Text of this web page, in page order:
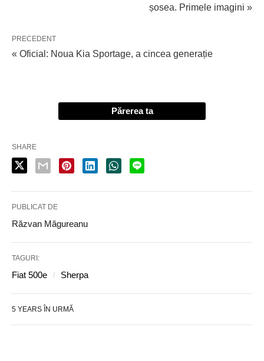
șosea. Primele imagini »
PRECEDENT
« Oficial: Noua Kia Sportage, a cincea generație
Părerea ta
SHARE
PUBLICAT DE
Răzvan Măgureanu
TAGURI:
Fiat 500e Sherpa
5 YEARS ÎN URMĂ